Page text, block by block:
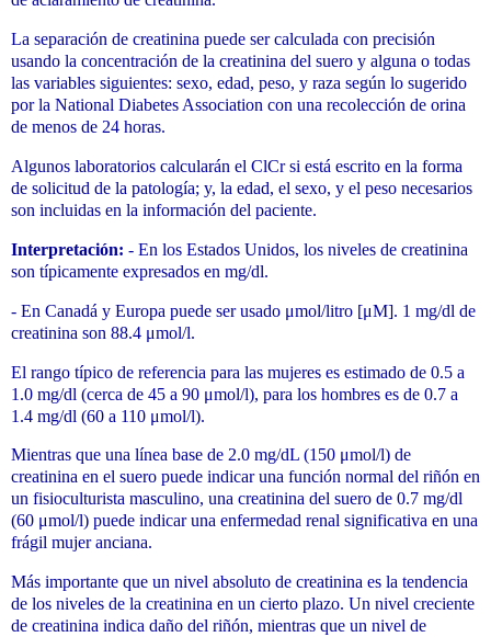
La separación de creatinina puede ser calculada con precisión
usando la concentración de la creatinina del suero y alguna o todas
las variables siguientes: sexo, edad, peso, y raza según lo sugerido
por la National Diabetes Association con una recolección de orina
de menos de 24 horas.
Algunos laboratorios calcularán el ClCr si está escrito en la forma
de solicitud de la patología; y, la edad, el sexo, y el peso necesarios
son incluidas en la información del paciente.
Interpretación: - En los Estados Unidos, los niveles de creatinina
son típicamente expresados en mg/dl.
- En Canadá y Europa puede ser usado μmol/litro [μM]. 1 mg/dl de
creatinina son 88.4 μmol/l.
El rango típico de referencia para las mujeres es estimado de 0.5 a
1.0 mg/dl (cerca de 45 a 90 μmol/l), para los hombres es de 0.7 a
1.4 mg/dl (60 a 110 μmol/l).
Mientras que una línea base de 2.0 mg/dL (150 μmol/l) de
creatinina en el suero puede indicar una función normal del riñón en
un fisioculturista masculino, una creatinina del suero de 0.7 mg/dl
(60 μmol/l) puede indicar una enfermedad renal significativa en una
frágil mujer anciana.
Más importante que un nivel absoluto de creatinina es la tendencia
de los niveles de la creatinina en un cierto plazo. Un nivel creciente
de creatinina indica daño del riñón, mientras que un nivel de